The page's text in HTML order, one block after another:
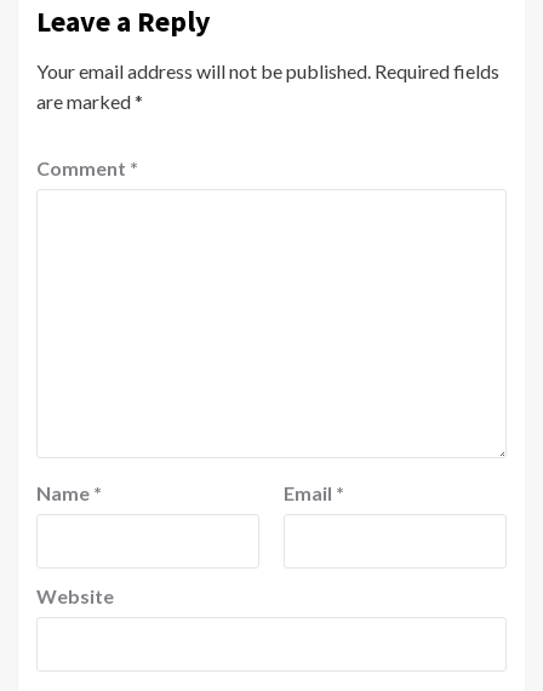
Leave a Reply
Your email address will not be published. Required fields
are marked*
Comment *
Name * Email *
Website